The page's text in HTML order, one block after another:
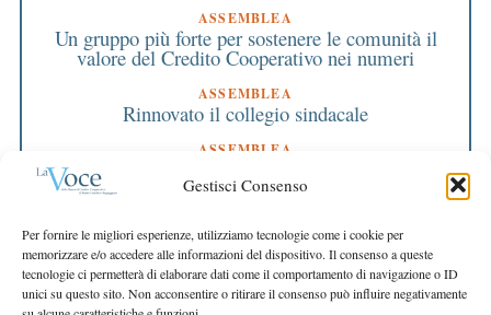
Gestisci Consenso
Per fornire le migliori esperienze, utilizziamo tecnologie come i cookie per
memorizzare e/o accedere alle informazioni del dispositivo. Il consenso a queste
tecnologie ci permetterà di elaborare dati come il comportamento di navigazione o ID
unici su questo sito. Non acconsentire o ritirare il consenso può influire negativamente
ASSEMBLEA
Un gruppo più forte per sostenere le comunità il
valore del Credito Cooperativo nei numeri
ASSEMBLEA
Rinnovato il collegio sindacale
ASSEMBLEA
Bilancio approvato all’unanimità e 2 milioni
destinati al territorio
EDITORIALE DIRETTORE
Crescere restando riconoscibili
EDITORIALE PRESIDENTE
Costruire futuro insieme